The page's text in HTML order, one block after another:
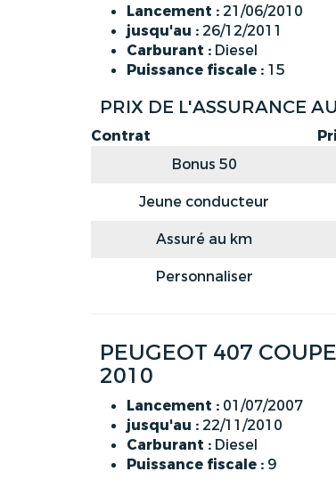
Lancement : 21/06/2010
jusqu'au : 26/12/2011
Carburant : Diesel
Puissance fiscale : 15
PRIX DE L'ASSURANCE
Contrat
Bonus 50
Jeune conducteur
Assuré au km
Personnaliser
PEUGEOT 407
2010
Lancement : 01/07/2007
jusqu'au : 22/11/2010
Carburant : Diesel
Puissance fiscale : 9